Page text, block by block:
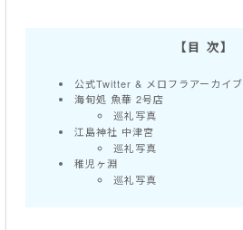
公式Twitter & メロフラアーカイブ
海旬処 魚華 2号店
巡礼写真
江島神社 中津宮
巡礼写真
稚児ヶ淵
巡礼写真